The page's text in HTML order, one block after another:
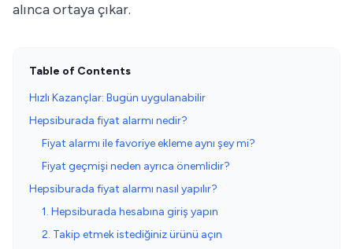
alınca ortaya çıkar.
Table of Contents
Hızlı Kazançlar: Bugün uygulanabilir
Hepsiburada fiyat alarmı nedir?
Fiyat alarmı ile favoriye ekleme aynı şey mi?
Fiyat geçmişi neden ayrıca önemlidir?
Hepsiburada fiyat alarmı nasıl yapılır?
1. Hepsiburada hesabına giriş yapın
2. Takip etmek istediğiniz ürünü açın